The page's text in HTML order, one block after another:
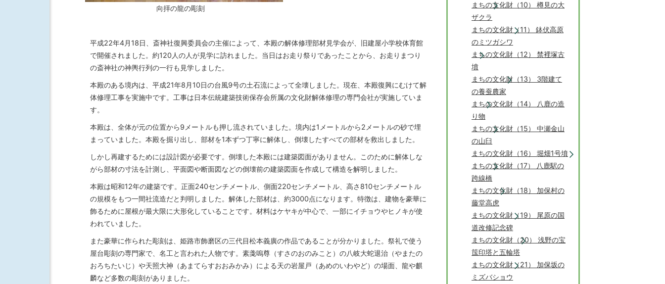
向拝の龍の彫刻
平成22年4月18日、斎神社復興委員会の主催によって、本殿の解体修理部材見学会が、旧建屋小学校体育館
で開催されました。約120人の人が見学に訪れました。当日はお走り祭りであったことから、お走りまつり
の斎神社の神輿行列の一行も見学しました。
本殿のある境内は、平成21年8月10日の台風9号の土石流によって全壊しました。現在、本殿復興にむけて解
体修理工事を実施中です。工事は日本伝統建築技術保存会所属の文化財解体修理の専門会社が実施していま
す。
本殿は、全体が元の位置から9メートルも押し流されていました。境内は1メートルから2メートルの砂で埋
まっていました。本殿を掘り出し、部材を1本ずつ丁寧に解体し、倒壊したすべての部材を救出しました。
しかし再建するためには設計図が必要です。倒壊した本殿には建築図面がありません。このために解体しな
がら部材の寸法を計測し、平面図や断面図などの倒壊前の建築図面を作成して構造を解明しました。
本殿は昭和12年の建築です。正面240センチメートル、側面220センチメートル、高さ810センチメートル
の規模をもつ一間社流造だと判明しました。解体した部材は、約3000点になります。特徴は、建物を豪華に
飾るために屋根が最大限に大形化していることです。材料はケヤキが中心で、一部にイチョウやヒノキが使
われていました。
また豪華に作られた彫刻は、姫路市飾磨区の三代目松本義廣の作品であることが分かりました。祭礼で使う
屋台彫刻の専門家で、名工と言われた人物です。素戔嗚尊（すさのおのみこと）の八岐大蛇退治（やまたの
おろちたいじ）や天照大神（あまてらすおおみかみ）による天の岩屋戸（あめのいわやど）の場面、龍や麒
麟など多数の彫刻がありました。
まちの文化財（10） 樽見の大
ザクラ
まちの文化財（11） 鉢伏高原
のミツガシワ
まちの文化財（12） 禁裡塚古
墳
まちの文化財（13） 3階建て
の養蚕農家
まちの文化財（14） 八鹿の造
り物
まちの文化財（15） 中瀬金山
の山臼
まちの文化財（16） 堀畑1号墳
まちの文化財（17） 八鹿駅の
跨線橋
まちの文化財（18） 加保村の
藤堂高虎
まちの文化財（19） 尾原の国
道改修記念碑
まちの文化財（20） 浅野の宝
筺印塔と五輪塔
まちの文化財（21） 加保坂の
ミズバショウ